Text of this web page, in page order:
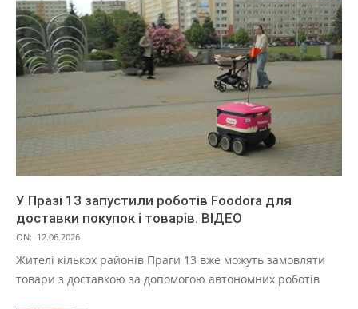
У Празі 13 запустили роботів Foodora для
доставки покупок і товарів. ВІДЕО
ON: 12.06.2026
Жителі кількох районів Праги 13 вже можуть замовляти
товари з доставкою за допомогою автономних роботів